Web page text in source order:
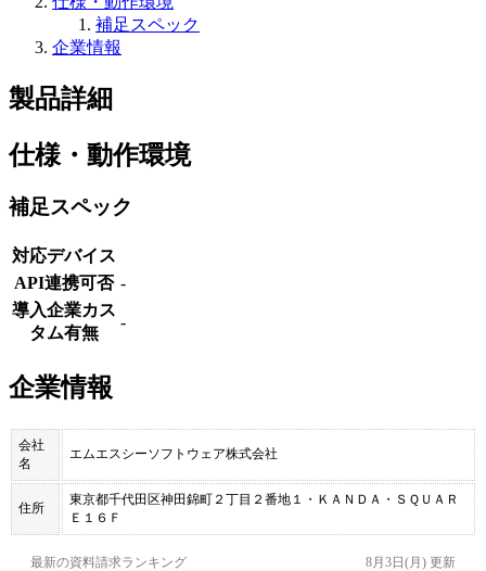
補足スペック
企業情報
製品詳細
仕様・動作環境
補足スペック
対応デバイス
API連携可否 -
導入企業カス
タム有無
-
企業情報
会社
名
エムエスシーソフトウェア株式会社
住所
東京都千代田区神田錦町２丁目２番地１・ＫＡＮＤＡ・ＳＱＵＡＲ
Ｅ１６Ｆ
最新の資料請求ランキング 8月3日(月) 更新